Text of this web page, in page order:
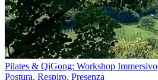
Pilates & QiGong: Workshop Immersivo
Postura. Respiro. Presenza